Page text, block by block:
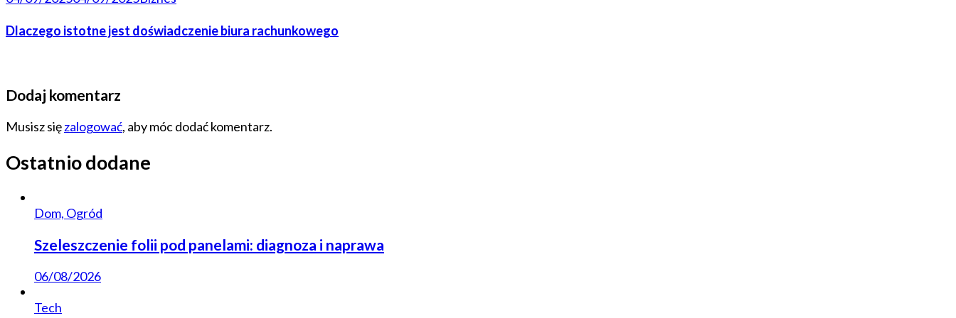
Dlaczego istotne jest doświadczenie biura rachunkowego
Dodaj komentarz
Musisz sięzalogować, aby móc dodać komentarz.
Ostatnio dodane
Dom, Ogród
Szeleszczenie folii pod panelami: diagnoza i naprawa
06/08/2026
Tech